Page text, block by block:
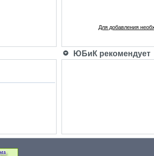
Для добавления
ЮБиК рекомендует